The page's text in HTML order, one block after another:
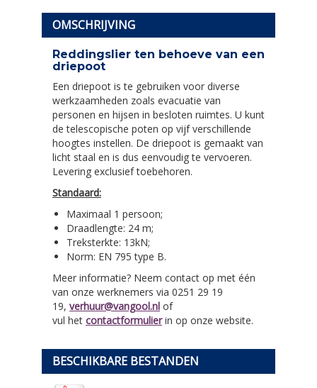
OMSCHRIJVING
Reddingslier ten behoeve van een
driepoot
Een driepoot is te gebruiken voor diverse
werkzaamheden zoals evacuatie van
personen en hijsen in besloten ruimtes. U kunt
de telescopische poten op vijf verschillende
hoogtes instellen. De driepoot is gemaakt van
licht staal en is dus eenvoudig te vervoeren.
Levering exclusief toebehoren.
Standaard:
Maximaal 1 persoon;
Draadlengte: 24 m;
Treksterkte: 13kN;
Norm: EN 795 type B.
Meer informatie? Neem contact op met één
van onze werknemers via 0251 29 19
19, verhuur@vangool.nl of
vul het contactformulierin op onze website.
BESCHIKBARE BESTANDEN